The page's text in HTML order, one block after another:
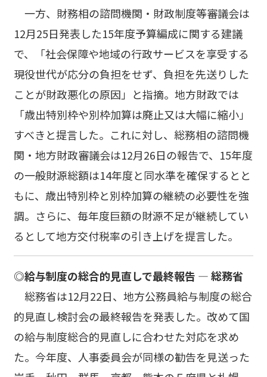
一方、財務相の諮問機関・財政制度等審議会は
12月25日発表した15年度予算編成に関する建議
で、「社会保障や地域の行政サービスを享受する
現役世代が応分の負担をせず、負担を先送りした
ことが財政悪化の原因」と指摘。地方財政では
「歳出特別枠や別枠加算は廃止又は大幅に縮小」
すべきと提言した。これに対し、総務相の諮問機
関・地方財政審議会は12月26日の報告で、15年度
の一般財源総額は14年度と同水準を確保するとと
もに、歳出特別枠と別枠加算の継続の必要性を強
調。さらに、毎年度巨額の財源不足が継続してい
るとして地方交付税率の引き上げを提言した。
◎給与制度の総合的見直しで最終報告 ― 総務省
総務省は12月22日、地方公務員給与制度の総合
的見直し検討会の最終報告を発表した。改めて国
の給与制度総合的見直しに合わせた対応を求め
た。今年度、人事委員会が同様の勧告を見送った